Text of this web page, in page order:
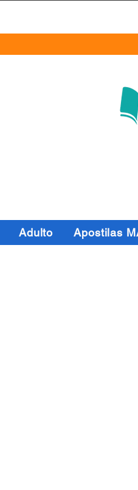
Adulto Apostilas